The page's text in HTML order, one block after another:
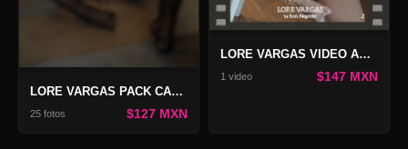
LORE VARGAS PACK CANDY XMAS
25 fotos $127 MXN
LORE VARGAS VIDEO ANNIVERSARY 8 VOL 2
1 video $147 MXN